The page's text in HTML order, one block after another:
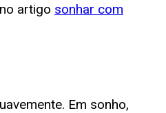
artigo sonhar com
Em sonho,